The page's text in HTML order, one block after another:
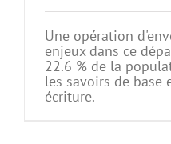
Une opération
enjeux dans ce
22.6 % de la
les savoirs de base
écriture.